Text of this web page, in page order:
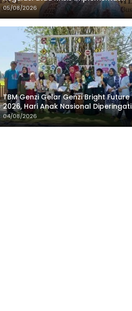
05/08/2026
TBM Genzi Gelar Genzi Bright Future
2026, Hari Anak Nasional Diperingati
dengan Lomba Puisi dan Tembang
Dolanan
04/08/2026